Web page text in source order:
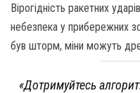
Вірогідність ракетних
небезпека у прибережних
був шторм, міни можуть
«Дотримуйтесь